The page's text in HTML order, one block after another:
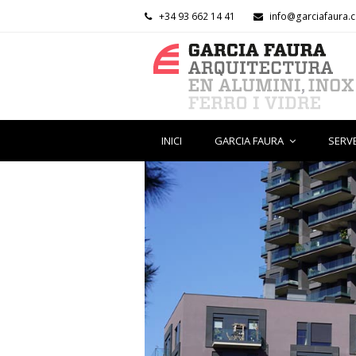
+34 93 662 14 41
INICI GARCIA FAURA